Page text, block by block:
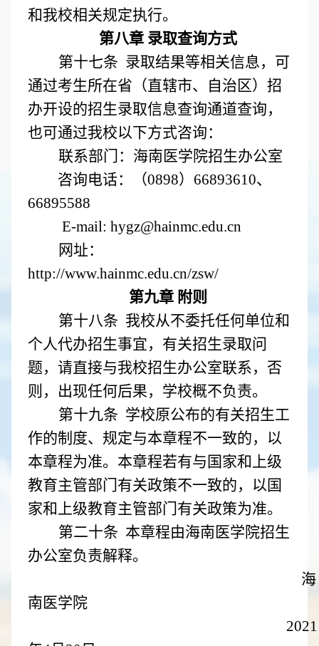
和我校相关规定执行。
第八章 录取查询方式
第十七条 录取结果等相关信息，可
通过考生所在省（直辖市、自治区）招
办开设的招生录取信息查询通道查询，
也可通过我校以下方式咨询：
联系部门：海南医学院招生办公室
咨询电话：（0898）66893610、
66895588
E-mail: hygz@hainmc.edu.cn
网址：
http://www.hainmc.edu.cn/zsw/
第九章 附则
第十八条 我校从不委托任何单位和
个人代办招生事宜，有关招生录取问
题，请直接与我校招生办公室联系，否
则，出现任何后果，学校概不负责。
第十九条 学校原公布的有关招生工
作的制度、规定与本章程不一致的，以
本章程为准。本章程若有与国家和上级
教育主管部门有关政策不一致的，以国
家和上级教育主管部门有关政策为准。
第二十条 本章程由海南医学院招生
办公室负责解释。
海
南医学院
2021